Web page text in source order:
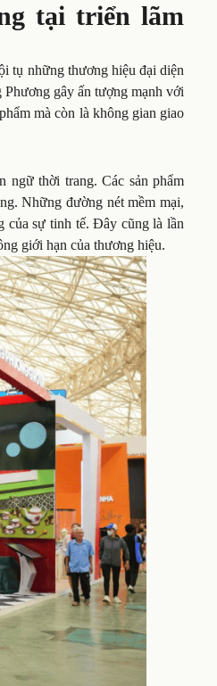
tại triển lãm
tụ những thương hiệu đại diện
gây ấn tượng mạnh với
mà còn là không gian giao
ngữ thời trang. Các sản phẩm
Những đường nét mềm mại,
của sự tinh tế. Đây cũng là lần
giới hạn của thương hiệu.